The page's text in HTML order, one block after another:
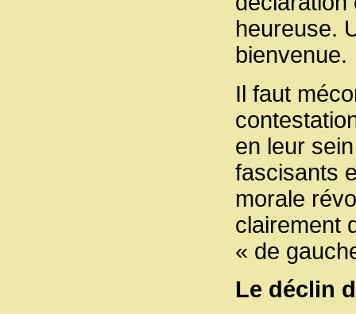
heureuse.
bienvenue.
Il faut
en leur
fascisants
morale
clairement
« de
Le déclin